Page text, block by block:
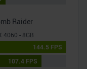
Raider
4060 - 8GB
144.5 FPS
107.4 FPS